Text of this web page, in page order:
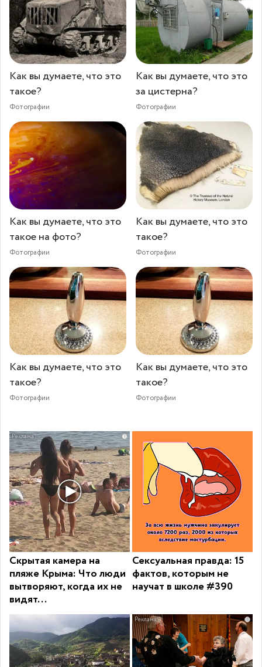
Как вы думаете, что это
такое?
Фотографии
Как вы думаете, что это
за цистерна?
Фотографии
Как вы думаете, что это
такое на фото?
Фотографии
Как вы думаете, что это
такое?
Фотографии
Как вы думаете, что это
такое?
Фотографии
Как вы думаете, что это
такое?
Фотографии
i
Скрытая камера на
пляже Крыма: Что люди
вытворяют, когда их не
видят...
Сексуальная правда: 15
фактов, которым не
научат в школе #390
i